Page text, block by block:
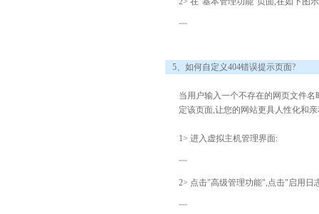
5、如何自定义404错误提示页面?
当用户输入一个不存在的网页文件
定该页面,让您的网站更具人性化和
1> 进入虚拟主机管理界面:
2> 点击"高级管理功能",点击"启用日